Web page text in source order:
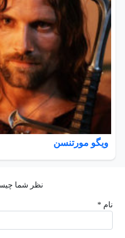
ویگو مورتنسن
نظر شما
نام *